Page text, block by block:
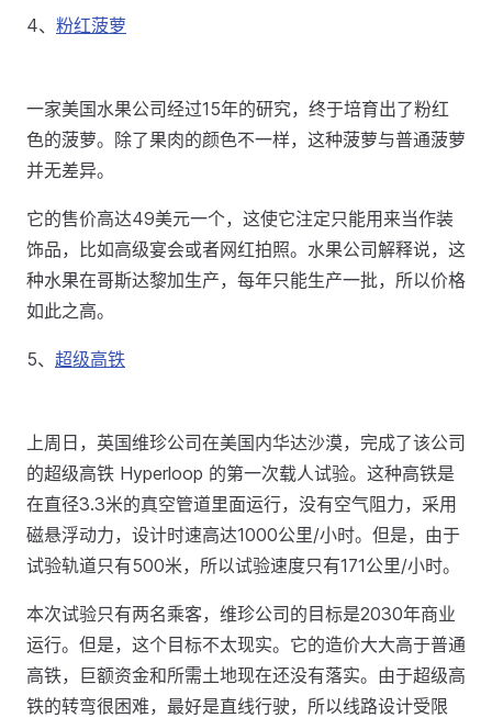
4、 粉红菠萝
一家美国水果公司经过15年的研究，终于培育出了粉红
色的菠萝。除了果肉的颜色不一样，这种菠萝与普通菠萝
并无差异。
它的售价高达49美元一个，这使它注定只能用来当作装
饰品，比如高级宴会或者网红拍照。水果公司解释说，这
种水果在哥斯达黎加生产，每年只能生产一批，所以价格
如此之高。
5、 超级高铁
上周日，英国维珍公司在美国内华达沙漠，完成了该公司
的超级高铁 Hyperloop 的第一次载人试验。这种高铁是
在直径3.3米的真空管道里面运行，没有空气阻力，采用
磁悬浮动力，设计时速高达1000公里/小时。但是，由于
试验轨道只有500米，所以试验速度只有171公里/小时。
本次试验只有两名乘客，维珍公司的目标是2030年商业
运行。但是，这个目标不太现实。它的造价大大高于普通
高铁，巨额资金和所需土地现在还没有落实。由于超级高
铁的转弯很困难，最好是直线行驶，所以线路设计受限